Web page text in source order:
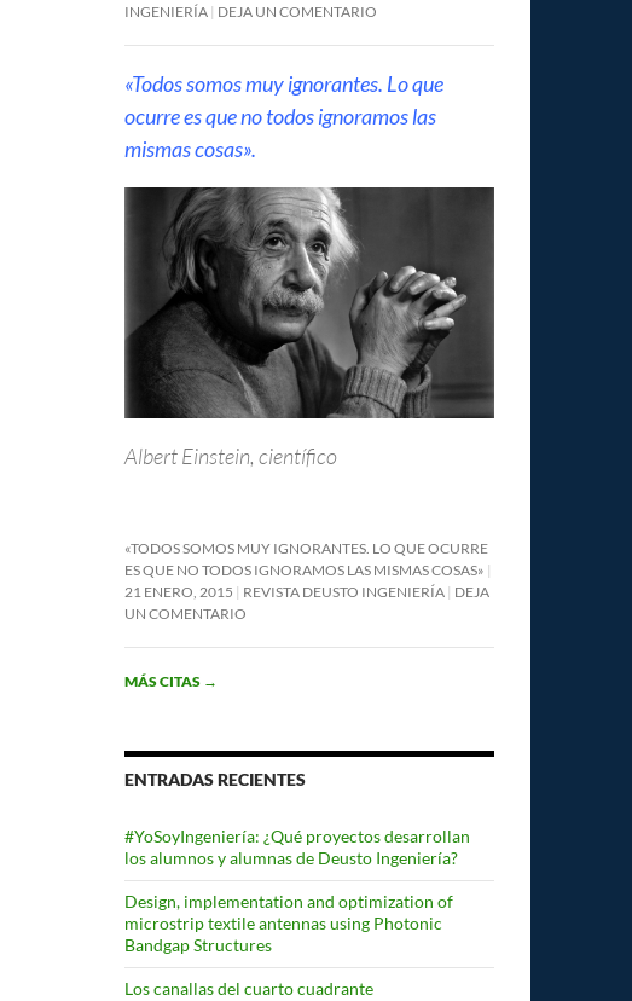
INGENIERÍA DEJA UN COMENTARIO
«Todos somos muy ignorantes. Lo que
ocurre es que no todos ignoramos las
mismas cosas».
Albert Einstein, científico
«TODOS SOMOS MUY IGNORANTES. LO QUE OCURRE
ES QUE NO TODOS IGNORAMOS LAS MISMAS COSAS»
21 ENERO, 2015
REVISTA DEUSTO INGENIERÍA DEJA
UN COMENTARIO
MÁS CITAS →
ENTRADAS RECIENTES
#YoSoyIngeniería: ¿Qué proyectos desarrollan
los alumnos y alumnas de Deusto Ingeniería?
Design, implementation and optimization of
microstrip textile antennas using Photonic
Bandgap Structures
Los canallas del cuarto cuadrante